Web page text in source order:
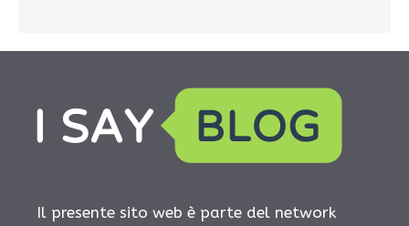
Il presente sito web è parte del network